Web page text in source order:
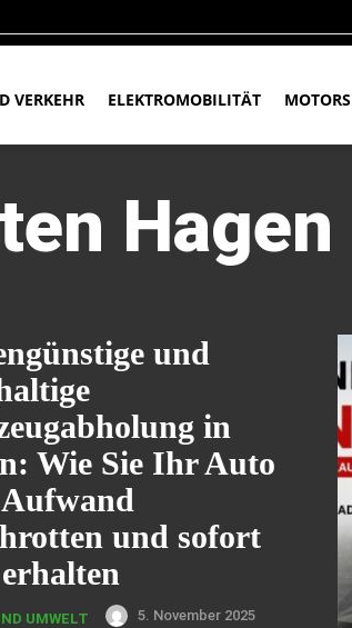
VERKEHR ELEKTROMOBILITÄT
Hagen
und
in
Wie Sie Ihr Auto
und sofort
UMWELT 5. November 2025